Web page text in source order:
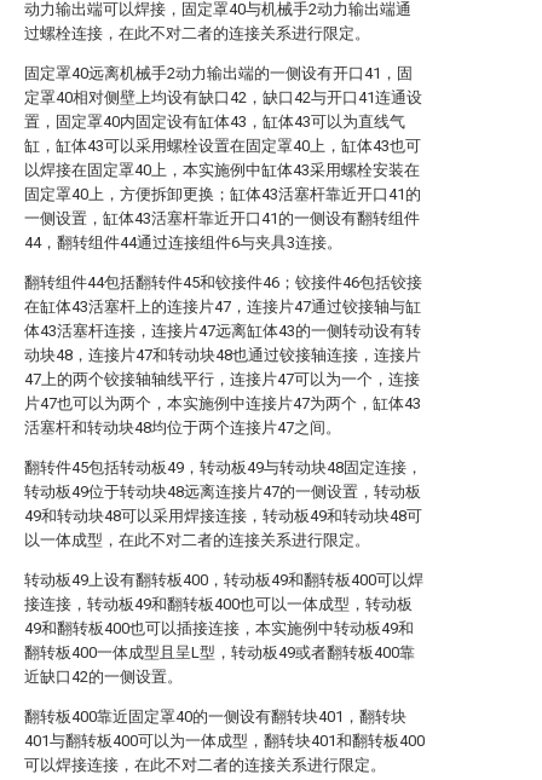
动力输出端可以焊接，固定罩40与机械手2动力输出端通
过螺栓连接，在此不对二者的连接关系进行限定。
固定罩40远离机械手2动力输出端的一侧设有开口41，固
定罩40相对侧壁上均设有缺口42，缺口42与开口41连通设
置，固定罩40内固定设有缸体43，缸体43可以为直线气
缸，缸体43可以采用螺栓设置在固定罩40上，缸体43也可
以焊接在固定罩40上，本实施例中缸体43采用螺栓安装在
固定罩40上，方便拆卸更换；缸体43活塞杆靠近开口41的
一侧设置，缸体43活塞杆靠近开口41的一侧设有翻转组件
44，翻转组件44通过连接组件6与夹具3连接。
翻转组件44包括翻转件45和铰接件46；铰接件46包括铰接
在缸体43活塞杆上的连接片47，连接片47通过铰接轴与缸
体43活塞杆连接，连接片47远离缸体43的一侧转动设有转
动块48，连接片47和转动块48也通过铰接轴连接，连接片
47上的两个铰接轴轴线平行，连接片47可以为一个，连接
片47也可以为两个，本实施例中连接片47为两个，缸体43
活塞杆和转动块48均位于两个连接片47之间。
翻转件45包括转动板49，转动板49与转动块48固定连接，
转动板49位于转动块48远离连接片47的一侧设置，转动板
49和转动块48可以采用焊接连接，转动板49和转动块48可
以一体成型，在此不对二者的连接关系进行限定。
转动板49上设有翻转板400，转动板49和翻转板400可以焊
接连接，转动板49和翻转板400也可以一体成型，转动板
49和翻转板400也可以插接连接，本实施例中转动板49和
翻转板400一体成型且呈L型，转动板49或者翻转板400靠
近缺口42的一侧设置。
翻转板400靠近固定罩40的一侧设有翻转块401，翻转块
401与翻转板400可以为一体成型，翻转块401和翻转板400
可以焊接连接，在此不对二者的连接关系进行限定。